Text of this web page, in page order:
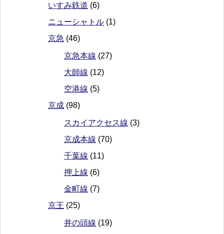
いすみ鉄道 (6)
ニューシャトル (1)
京急 (46)
京急本線 (27)
大師線 (12)
空港線 (5)
京成 (98)
スカイアクセス線 (3)
京成本線 (70)
千葉線 (11)
押上線 (6)
金町線 (7)
京王 (25)
井の頭線 (19)